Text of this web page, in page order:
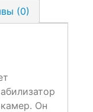
(0)
Он